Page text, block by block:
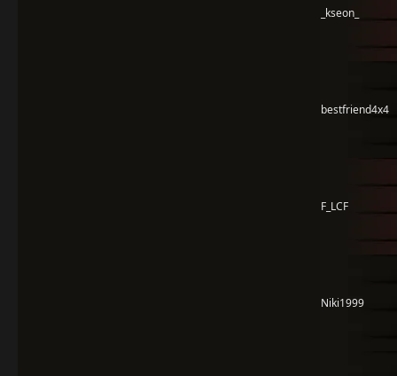
_kseon_
bestfriend4x4
F_LCF
Niki1999